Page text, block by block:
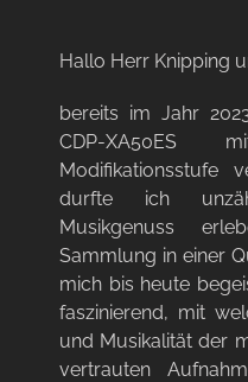
Hallo Herr Knipping
bereits im Jahr
CDP-XA50ES
Modifikationsstufe
durfte ich
Musikgenuss
Sammlung in einer
mich bis heute
faszinierend, mit
und Musikalität der
vertrauten